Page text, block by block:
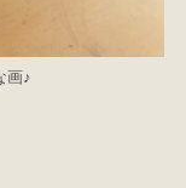
画♪